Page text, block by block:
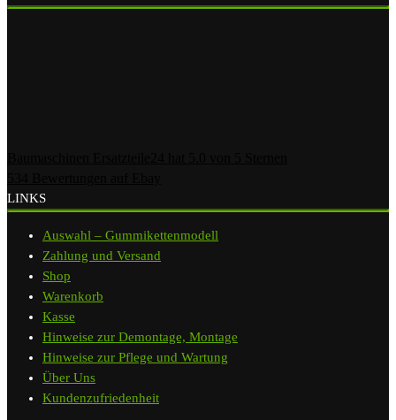
LINKS
Auswahl – Gummikettenmodell
Zahlung und Versand
Shop
Warenkorb
Kasse
Hinweise zur Demontage, Montage
Hinweise zur Pflege und Wartung
Über Uns
Kundenzufriedenheit